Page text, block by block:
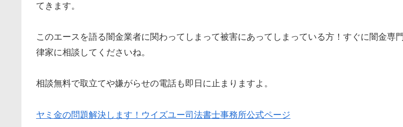
てきます。
このエースを語る闇金業者に関わってしまって被害にあってしまっている方！すぐに闇金専
律家に相談してくださいね。
相談無料で取立てや嫌がらせの電話も即日に止まりますよ。
ヤミ金の問題解決します！ウイズユー司法書士事務所公式ページ